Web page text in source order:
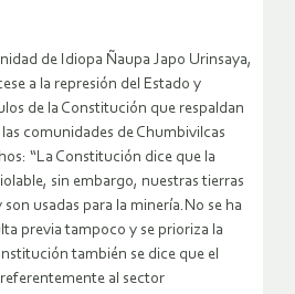
de Idiopa Ñaupa Japo Urinsaya,
a la represión del Estado y
de la Constitución que respaldan
comunidades de Chumbivilcas
“La Constitución dice que la
sin embargo, nuestras tierras
usadas para la minería.No se ha
previa tampoco y se prioriza la
también se dice que el
al sector